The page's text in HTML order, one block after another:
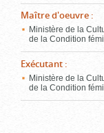
Maître d'oeuvre :
Ministère de la
de la Condition
Exécutant :
Ministère de la
de la Condition